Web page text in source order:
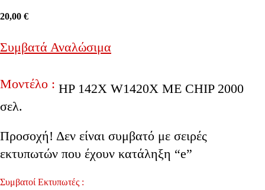
20,00 €
Συμβατά Αναλώσιμα
Μοντέλο : HP 142X W1420X ΜΕ CHIP 2000
σελ.
Προσοχή! Δεν είναι συμβατό με σειρές
εκτυπωτών που έχουν κατάληξη “e”
Συμβατοί Εκτυπωτές :